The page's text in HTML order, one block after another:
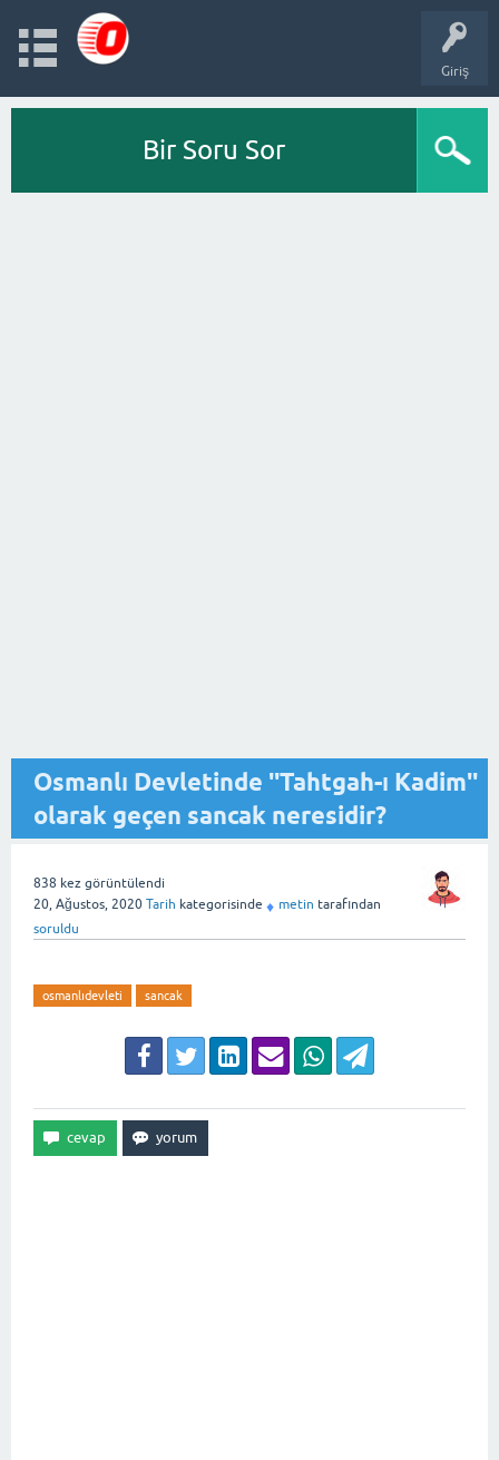
Giriş
Bir Soru Sor
Osmanlı Devletinde ''Tahtgah-ı Kadim''
olarak geçen sancak neresidir?
838 kez görüntülendi
20, Ağustos, 2020 Tarih kategorisinde ♦ metin tarafından
soruldu
osmanlıdevleti sancak